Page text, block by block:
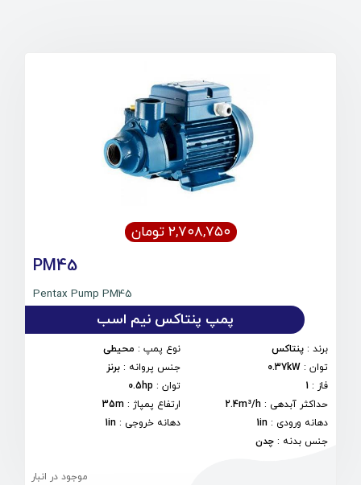
۲,۷۰۸,۷۵۰ تومان
PM45
Pentax Pump PM45
پمپ پنتاکس نیم اسب
برند : پنتاکس نوع پمپ: محیطی
توان :
0.37kW جنس پروانه : برنز
فاز :
1 توان:
0.5hp
حداکثر آبدهی :
2.4m³/h ارتفاع پمپاژ :
35m
دهانه ورودی :
1in دهانه خروجی :
1in
جنس بدنه : چدن
موجود در انبار